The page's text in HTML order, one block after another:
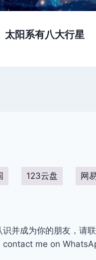
太阳系有八大行星
123云盘 网
并成为你的朋友，请
me on